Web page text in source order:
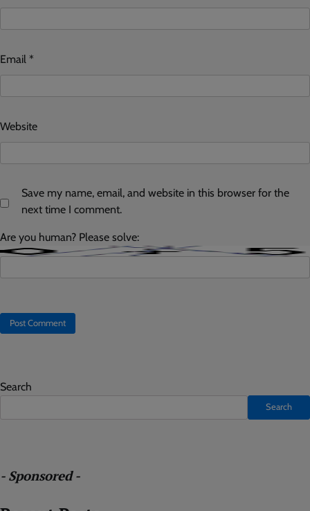
Email *
Website
Save my name, email, and website in this browser for the
next time I comment.
Are you human? Please solve:
Search
Search
- Sponsored -